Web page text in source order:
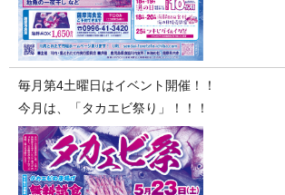
毎月第4土曜日はイベント開催！！
今月は、「タカエビ祭り」！！！